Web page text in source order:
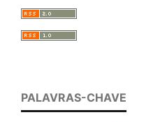
PALAVRAS-CHAVE